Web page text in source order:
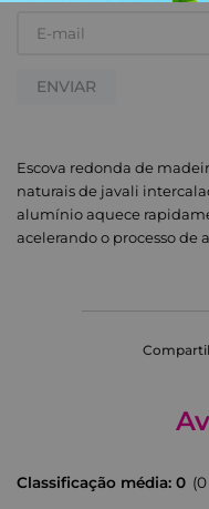
ENVIAR
Escova redonda de
naturais de javali
alumínio aquece
acelerando o processo de
Classificação média: 0